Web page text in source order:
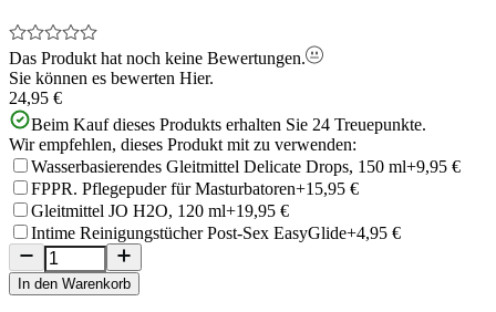
Das Produkt hat noch keine Bewertungen.
Sie können es bewerten Hier.
24,95 €
Beim Kauf dieses Produkts erhalten Sie 24 Treuepunkte.
Wir empfehlen, dieses Produkt mit zu verwenden:
Wasserbasierendes Gleitmittel Delicate Drops, 150 ml+9,95 €
FPPR. Pflegepuder für Masturbatoren+15,95 €
Gleitmittel JO H2O, 120 ml+19,95 €
Intime Reinigungstücher Post-Sex EasyGlide+4,95 €
In den Warenkorb